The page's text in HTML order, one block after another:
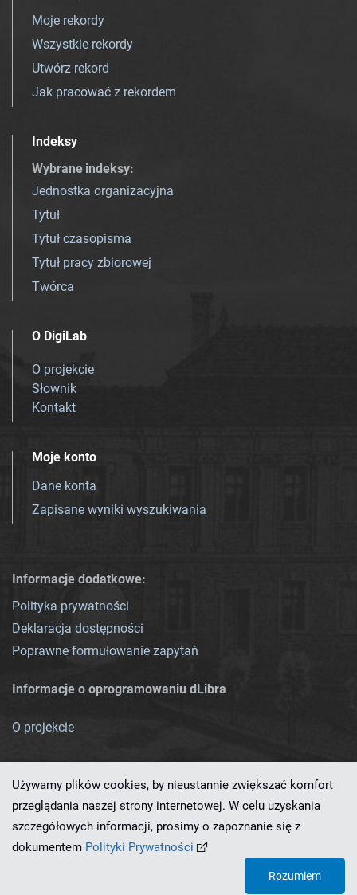
Moje rekordy
Wszystkie rekordy
Utwórz rekord
Jak pracować z rekordem
Indeksy
Wybrane indeksy:
Jednostka organizacyjna
Tytuł
Tytuł czasopisma
Tytuł pracy zbiorowej
Twórca
O DigiLab
O projekcie
Słownik
Kontakt
Moje konto
Dane konta
Zapisane wyniki wyszukiwania
Informacje dodatkowe:
Polityka prywatności
Deklaracja dostępności
Poprawne formułowanie zapytań
Informacje o oprogramowaniu dLibra
O projekcie
Ten serwis działa dzięki oprogramowaniu
Używamy plików cookies, by nieustannie zwiększać komfort
przeglądania naszej strony internetowej. W celu uzyskania
szczegółowych informacji, prosimy o zapoznanie się z
dokumentem Polityki Prywatności
Rozumiem